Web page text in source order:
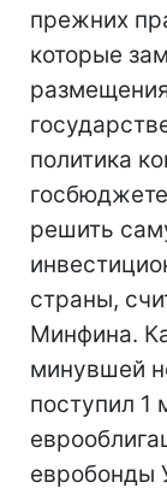
прежних
которые
политика
решить
страны,
Минфина.
минувшей
поступил 1
евробонды